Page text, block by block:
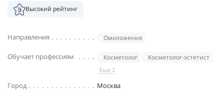
Высокий рейтинг
Направления Омоложение
Обучает профессиям Косметолог
Косметолог-эстетист
Еще 2
Город
Москва